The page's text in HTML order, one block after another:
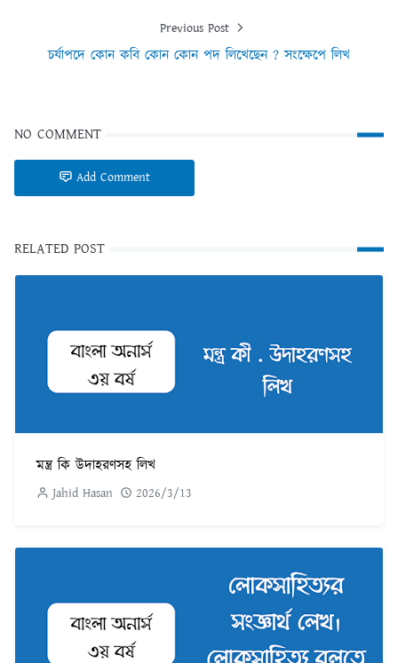
Previous Post
চর্যাপদে কোন কবি কোন কোন পদ লিখেছেন ? সংক্ষেপে লিখ
NO COMMENT
Add Comment
RELATED POST
মন্ত্র কি উদাহরণসহ লিখ
Jahid Hasan 2026/3/13